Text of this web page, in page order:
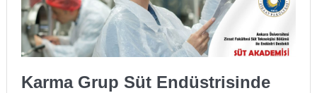
Karma Grup Süt Endüstrisinde